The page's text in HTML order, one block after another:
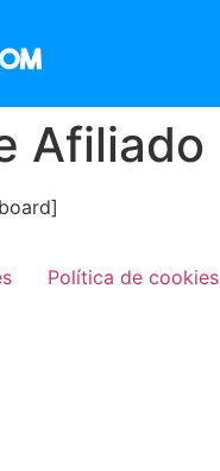
Afiliado
Política de cookies